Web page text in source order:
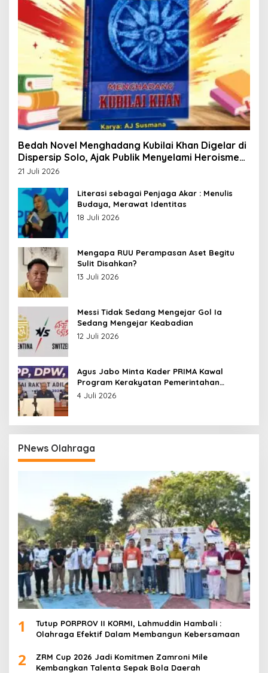
Bedah Novel Menghadang Kubilai Khan Digelar di
Dispersip Solo, Ajak Publik Menyelami Heroisme
Leluhur Nusantara
21 Juli 2026
Literasi sebagai Penjaga Akar : Menulis
Budaya, Merawat Identitas
18 Juli 2026
Mengapa RUU Perampasan Aset Begitu
Sulit Disahkan?
13 Juli 2026
Messi Tidak Sedang Mengejar Gol Ia
Sedang Mengejar Keabadian
12 Juli 2026
Agus Jabo Minta Kader PRIMA Kawal
Program Kerakyatan Pemerintahan
Prabowo
4 Juli 2026
PNews Olahraga
1
Tutup PORPROV II KORMI, Lahmuddin Hambali :
Olahraga Efektif Dalam Membangun Kebersamaan
2
ZRM Cup 2026 Jadi Komitmen Zamroni Mile
Kembangkan Talenta Sepak Bola Daerah